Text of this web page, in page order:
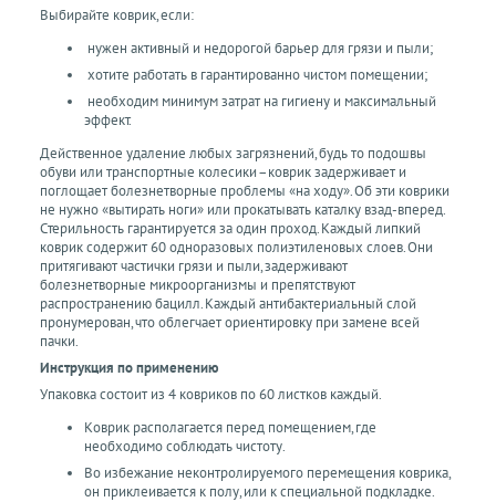
Выбирайте коврик, если:
нужен активный и недорогой барьер для грязи и пыли;
хотите работать в гарантированно чистом помещении;
необходим минимум затрат на гигиену и максимальный
эффект.
Действенное удаление любых загрязнений, будь то подошвы
обуви или транспортные колесики –коврик задерживает и
поглощает болезнетворные проблемы «на ходу». Об эти коврики
не нужно «вытирать ноги» или прокатывать каталку взад-вперед.
Стерильность гарантируется за один проход. Каждый липкий
коврик содержит 60 одноразовых полиэтиленовых слоев. Они
притягивают частички грязи и пыли, задерживают
болезнетворные микроорганизмы и препятствуют
распространению бацилл. Каждый антибактериальный слой
пронумерован, что облегчает ориентировку при замене всей
пачки.
Инструкция по применению
Упаковка состоит из 4 ковриков по 60 листков каждый.
Коврик располагается перед помещением, где
необходимо соблюдать чистоту.
Во избежание неконтролируемого перемещения коврика,
он приклеивается к полу, или к специальной подкладке.